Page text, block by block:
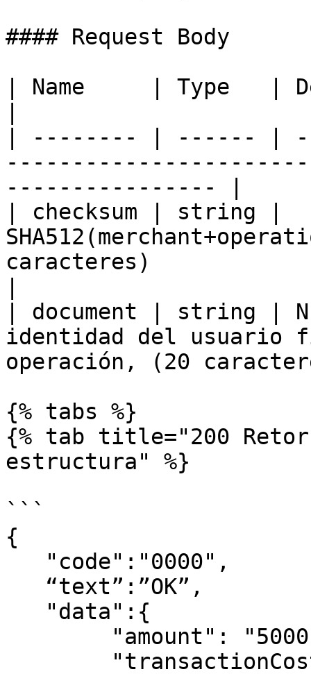
#### Request Body
| Name     | Type   |
| -------- | ------ |
---------------- |
| checksum | string |
caracteres)
| document | string |
identidad del usuario
operación, (20
{% tabs %}
{% tab title="200
estructura" %}
```
{